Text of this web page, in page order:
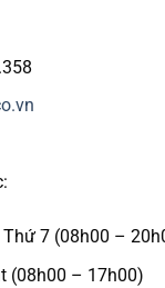
7 (08h00 –
(08h00 – 17h00)